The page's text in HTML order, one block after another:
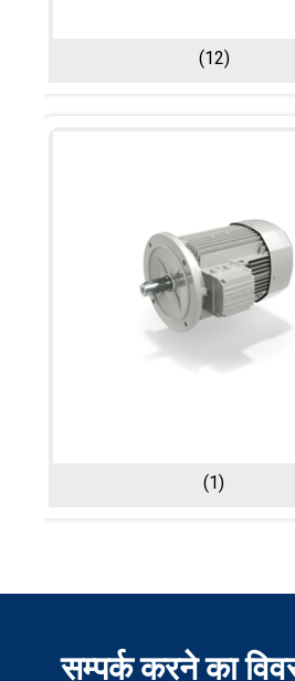
(12)
(1)
सम्पर्क करने का